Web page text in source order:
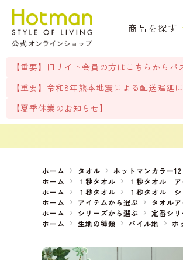
商品を探す
【重要】旧サイト会員の方はこちらから
【重要】令和8年熊本地震による配送遅延
【夏季休業のお知らせ】
ホーム タオル
ホットマンカラー12
ホーム
１秒タオル １秒タオル ア
ホーム
１秒タオル １秒タオル シ
ホーム
アイテムから選ぶ タオル
ホーム
シリーズから選ぶ 定番シ
ホーム
生地の種類 パイル地 ホ